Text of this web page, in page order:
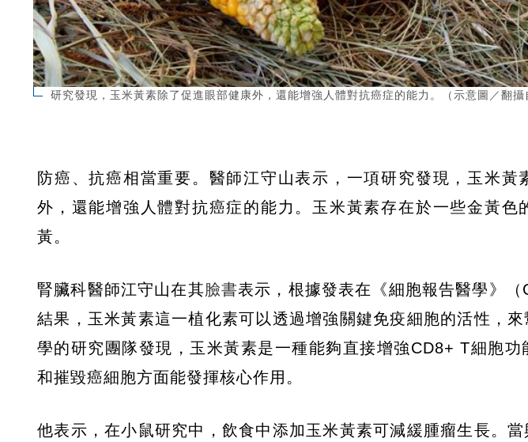
研究發現，玉米黃素除了促進眼部健康外，還能增強人體對抗癌症的能力。（示意圖／翻攝
防癌、抗癌相當重要。醫師江守山表示，一項研究發現，玉米黃
外，還能增強人體對抗癌症的能力。玉米黃素存在於一些金黃色
黃。
腎臟科醫師江守山在其臉書表示，根據發表在《細胞報告醫學》
結果，玉米黃素這一植化素可以透過增強關鍵免疫細胞的活性，
學的研究團隊發現，玉米黃素是一種能夠直接增強CD8+ T細胞功
和摧毀癌細胞方面能發揮核心作用。
他表示，在小鼠研究中，飲食中添加玉米黃素可減緩腫瘤生長。